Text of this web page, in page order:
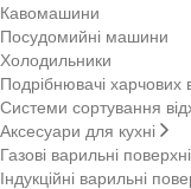
Кавомашини
Посудомийні машини
Холодильники
Подрібнювачі харчових
Системи сортування
Аксесуари для кухні
Газові варильні поверхні
Індукційні варильні